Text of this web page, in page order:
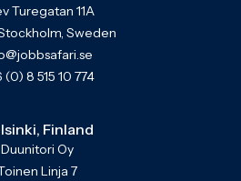
Turegatan 11A
Sweden
(0) 8 515 10 774
Finland
Duunitori Oy
Linja 7